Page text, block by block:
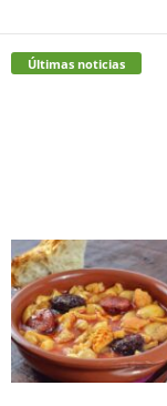
Últimas noticias